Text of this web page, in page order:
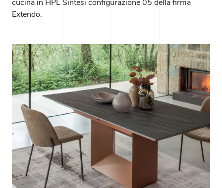
cucina in HPL Sintesi configurazione 05 della firma
Extendo.